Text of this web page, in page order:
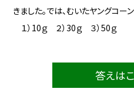
きました。では、むいたヤングコー
１）10ｇ ２）30ｇ ３）50ｇ
答えは